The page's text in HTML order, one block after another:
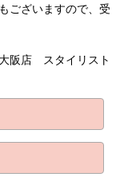
ございますので、受
阪店 スタイリスト